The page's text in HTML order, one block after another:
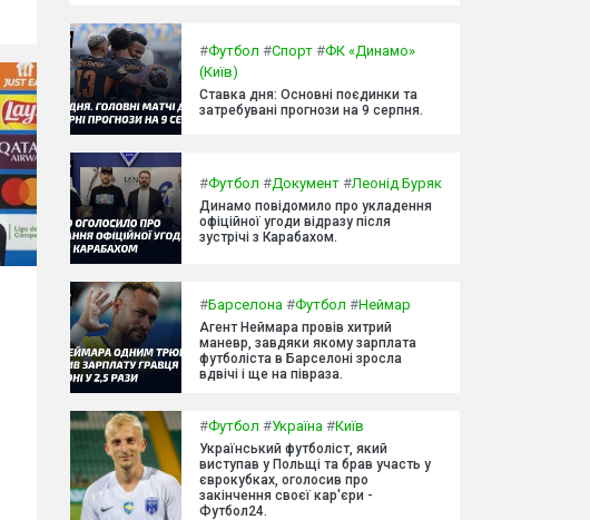
#Футбол #Спорт #ФК «Динамо»
(Київ)
Ставка дня: Основні поєдинки та
затребувані прогнози на 9 серпня.
#Футбол #Документ #Леонід Буряк
Динамо повідомило про укладення
офіційної угоди відразу після
зустрічі з Карабахом.
#Барселона #Футбол #Неймар
Агент Неймара провів хитрий
маневр, завдяки якому зарплата
футболіста в Барселоні зросла
вдвічі і ще на півраза.
#Футбол #Україна #Київ
Український футболіст, який
виступав у Польщі та брав участь у
єврокубках, оголосив про
закінчення своєї кар'єри -
Футбол24.